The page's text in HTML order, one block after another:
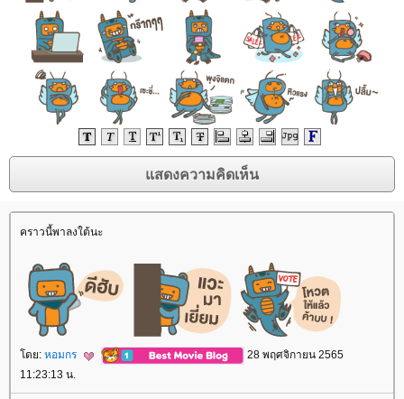
คราวนี้พาลงใต้นะ
ดย: หอมกร
28 พฤศจิกายน 2565
11:23:13 น.